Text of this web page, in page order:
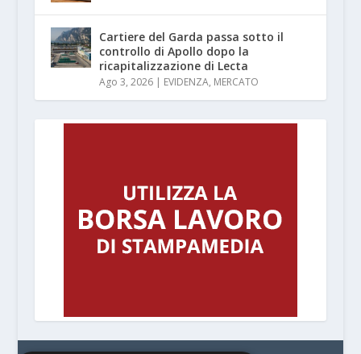
Cartiere del Garda passa sotto il
controllo di Apollo dopo la
ricapitalizzazione di Lecta
Ago 3, 2026| EVIDENZA, MERCATO